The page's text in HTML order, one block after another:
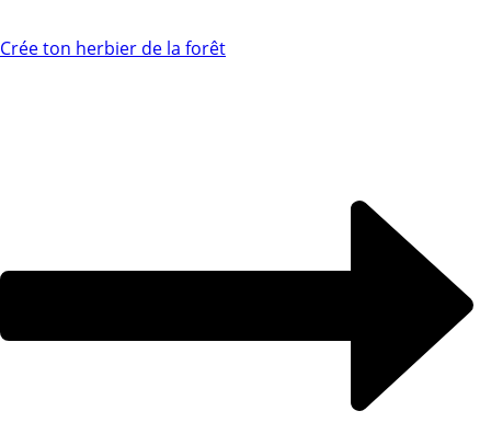
Crée ton herbier de la forêt